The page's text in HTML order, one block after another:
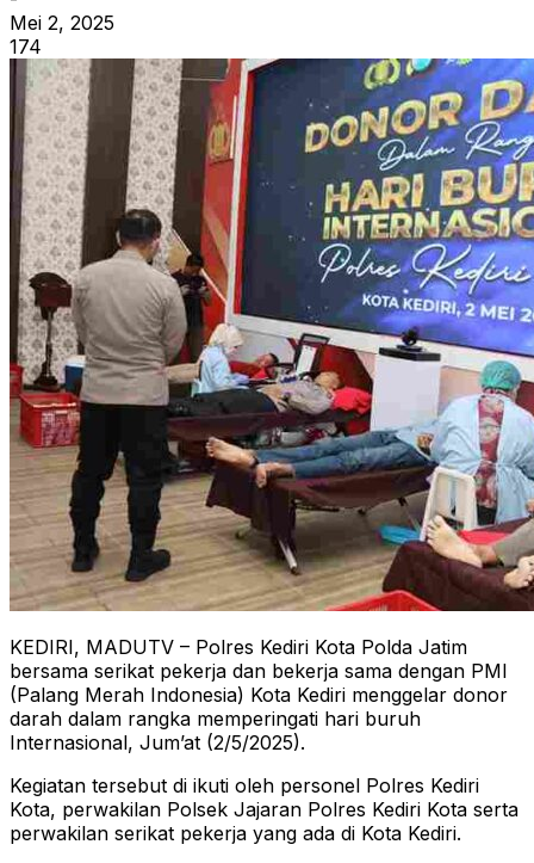
Mei 2, 2025
174
KEDIRI, MADUTV – Polres Kediri Kota Polda Jatim
bersama serikat pekerja dan bekerja sama dengan PMI
(Palang Merah Indonesia) Kota Kediri menggelar donor
darah dalam rangka memperingati hari buruh
Internasional, Jum’at (2/5/2025).
Kegiatan tersebut di ikuti oleh personel Polres Kediri
Kota, perwakilan Polsek Jajaran Polres Kediri Kota serta
perwakilan serikat pekerja yang ada di Kota Kediri.